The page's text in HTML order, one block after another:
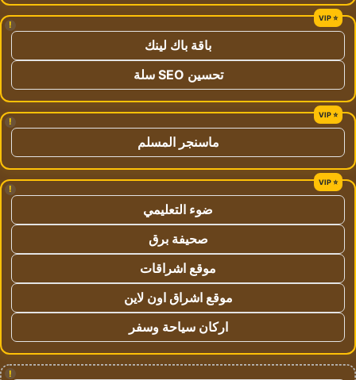
!
باقة باك لينك
تحسين SEO سلة
!
ماسنجر المسلم
!
ضوء التعليمي
صحيفة برق
موقع اشراقات
موقع اشراق اون لاين
اركان سياحة وسفر
!